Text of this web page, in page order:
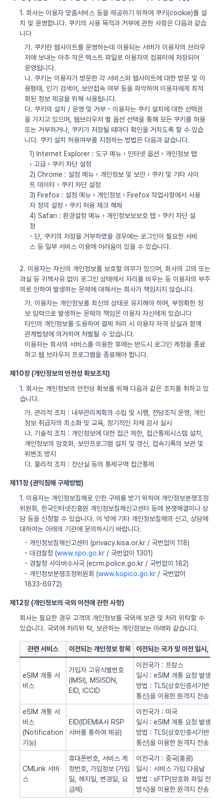
1. 회사는 이용자 맞춤서비스 등을 제공하기 위하여 쿠키(cookie)를 설
치 및 운영합니다. 쿠키의 사용 목적과 거부에 관한 사항은 다음과 같습
니다
가. 쿠키란 웹사이트를 운영하는데 이용되는 서버가 이용자의 브라우
저에 보내는 아주 작은 텍스트 파일로 이용자의 컴퓨터에 저장되어
운영됩니다.
나. 쿠키는 이용자가 방문한 각 서비스와 웹사이트에 대한 방문 및 이
용형태, 인기 검색어, 보안접속 여부 등을 파악하여 이용자에게 최적
화된 정보 제공을 위해 사용됩니다.
다. 쿠키의 설치 / 운영 및 거부 - 이용자는 쿠키 설치에 대한 선택권
을 가지고 있으며, 웹브라우저 별 옵션 선택을 통해 모든 쿠키를 허용
또는 거부하거나, 쿠키가 저장될 때마다 확인을 거치도록 할 수 있습
니다. 쿠키 설치 허용여부를 지정하는 방법은 다음과 같습니다.
1) Internet Explorer : 도구 메뉴 › 인터넷 옵션 › 개인정보 탭
› 고급 › 쿠키 차단 설정
2) Chrome : 설정 메뉴 › 개인정보 및 보안 › 쿠키 및 기타 사이
트 데이터 › 쿠키 차단 설정
3) Firefox : 설정 메뉴 › 개인정보 › Firefox 작업사항에서 사용
자 정의 설정 › 쿠키 허용 체크 해제
4) Safari : 환경설정 메뉴 › 개인정보보보호 탭 › 쿠키 차단 설
정
- 단, 쿠키의 저장을 거부하였을 경우에는 로그인이 필요한 서비
스 등 일부 서비스 이용에 어려움이 있을 수 있습니다.
2. 이용자는 자신의 개인정보를 보호할 의무가 있으며, 회사의 고의 또는
과실 등 귀책사유 없이 로그인 상태에서 자리를 비우는 등 이용자의 부주
의로 인하여 발생하는 문제에 대해서는 회사가 책임지지 않습니다.
가. 이용자는 개인정보를 최신의 상태로 유지해야 하며, 부정확한 정
보 입력으로 발생하는 문제의 책임은 이용자 자신에게 있습니다
타인의 개인정보를 도용하여 결제 처리 시 이용자 자격 상실과 함께
관계법령에 의거하여 처벌될 수 있습니다.
이용자는 회사의 서비스를 이용한 후에는 반드시 로그인 계정을 종료
하고 웹 브라우저 프로그램을 종료해야 합니다.
제10장 (개인정보의 안전성 확보조치)
1. 회사는 개인정보의 안전성 확보를 위해 다음과 같은 조치를 취하고 있
습니다.
가. 관리적 조치 : 내부관리계획의 수립 및 시행, 전담조직 운영, 개인
정보 취급자의 최소화 및 교육, 정기적인 자체 감사 실시
나. 기술적 조치 : 개인정보에 대한 접근 제한, 접근통제시스템 설치,
개인정보의 암호화, 보안프로그램 설치 및 갱신, 접속기록의 보관 및
위변조 방지
다. 물리적 조치 : 전산실 등의 통제구역 접근통제
제11장 (권익침해 구제방법)
1. 이용자는 개인정보침해로 인한 구제를 받기 위하여 개인정보분쟁조정
위원회, 한국인터넷진흥원 개인정보침해신고센터 등에 분쟁해결이나 상
담 등을 신청할 수 있습니다. 이 밖에 기타 개인정보침해의 신고, 상담에
대하여는 아래의 기관에 문의하시기 바랍니다.
- 개인정보침해신고센터 (privacy.kisa.or.kr / 국번없이 118)
- 대검찰청 (www.spo.go.kr / 국번없이 1301)
- 경찰청 사이버수사국 (ecrm.police.go.kr / 국번없이 182)
- 개인정보분쟁조정위원회 (www.kopico.go.kr / 국번없이
1833-6972)
제12장 (개인정보의 국외 이전에 관한 사항)
회사는 필요한 경우 고객의 개인정보를 국외에 보관 및 처리 위탁할 수
있습니다. 국외에 처리위 탁, 보관하는 개인정보는 아래와 같습니다.
관련 서비스 이전되는 개인정보 항목 이전되는 국가 및 이전 일시, 방
eSIM 개통 서
비스
가입자 고유식별번호
(IMSI), MSISDN,
EID, ICCID
이전국가 : 프랑스
일시 : eSIM 개통 요청 발생시
방법 : TLS(상호인증서기반
통신)을 이용한 원격지 전송
eSIM 개통 서
비스
(Notification
기능)
EID(IDEMIA사 RSP
서버를 통하여 제공)
이전국가 : 미국
일시 : eSIM 개통 요청 발생시
방법 : TLS(상호인증서기반
통신)을 이용한 원격지 전송
CMLink 서비
스
휴대폰번호, 서비스 계
정번호, 가입정보 (가입
일, 해지일, 변경일, 요
금제)
이전국가 : 중국(홍콩)
일시 : 서비스 가입 다음날
방법 : sFTP(암호화 파일 전송
방식)을 이용한 원격지 전송